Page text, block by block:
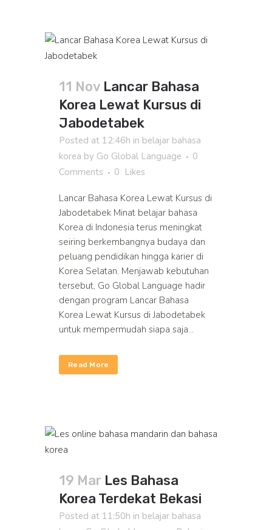
11 Nov Lancar Bahasa
Korea Lewat Kursus di
Jabodetabek
Posted at 12:46h in belajar bahasa
korea by Go Global Language
0
Comments
0 Likes
Lancar Bahasa Korea Lewat Kursus di
Jabodetabek Minat belajar bahasa
Korea di Indonesia terus meningkat
seiring berkembangnya budaya dan
peluang pendidikan hingga karier di
Korea Selatan. Menjawab kebutuhan
tersebut, Go Global Language hadir
dengan program Lancar Bahasa
Korea Lewat Kursus di Jabodetabek
untuk mempermudah siapa saja...
Read More
19 Mar Les Bahasa
Korea Terdekat Bekasi
Posted at 11:50h in belajar bahasa